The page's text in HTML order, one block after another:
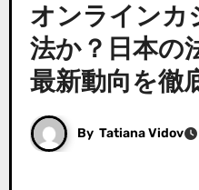
オンラインカ
法か？日本の
最新動向を徹
By Tatiana Vidov